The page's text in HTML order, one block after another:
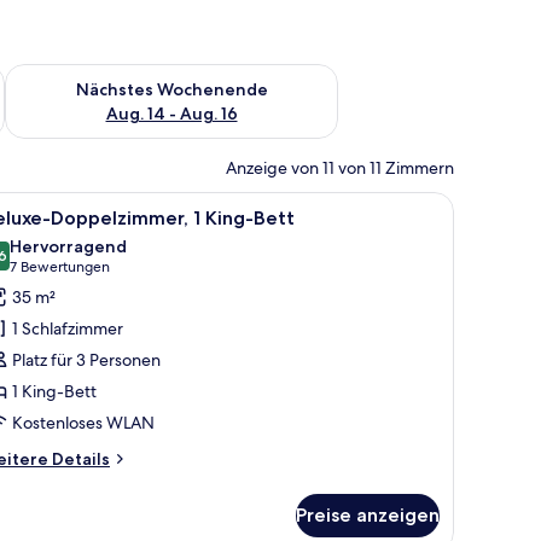
Aug. 7 - Aug. 9.
Nächstes Wochenende
Aug. 14 - Aug. 16
Überprüfe die Verfügbarkeit für nächstes Wochenende, Aug.
Anzeige von 11 von 11 Zimmern
Essbereich mit Stühlen und Blick auf die Stadt, sowie einem großen
Ein Hotelzimmer mit einem großen Bett,
6 Doppelzimmer, 1 King-Bett
von 10
Hervorragend
7 Bewertungen
(7
Bewertungen)
35 m²
1 Schlafzimmer
Platz für 3 Personen
1 King-Bett
Kostenloses WLAN
Details
Preise anzeigen